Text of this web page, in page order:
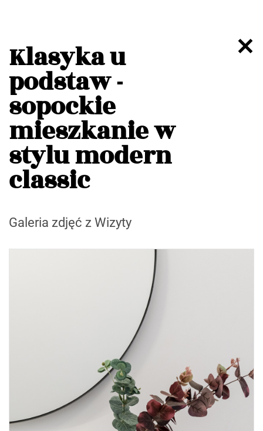
Klasyka u
podstaw -
sopockie
mieszkanie w
stylu modern
classic
Galeria zdjęć z Wizyty